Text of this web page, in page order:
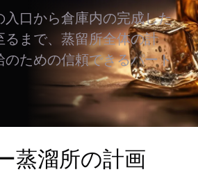
ョ
ン
入口から倉庫内の完成した
るまで、蒸留所全体の計
のための信頼できるパート
蒸溜所の計画